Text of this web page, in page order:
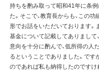
持ちを酌み取って昭和41年に条
た。そこで、教育長からも、この
形でお話をいただいております。
基金について記載してありまして
意向を十分に酌んで、低所得の人
るということでありました。です
のであれば私も納得したのですけ